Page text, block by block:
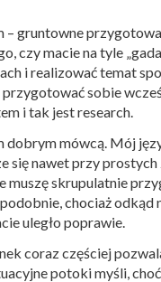
– gruntowne
czy macie na tyle
i realizować temat
sobie
i tak jest research.
dobrym mówcą. Mój
się nawet przy prostych
muszę skrupulatnie
chociaż odkąd
uległo poprawie.
coraz częściej
potoki myśli,